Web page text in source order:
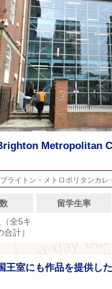
Metropolitan
ライトン・メトロポリタンカレ
留学生率
全5キ
計）
王室にも作品を提供し